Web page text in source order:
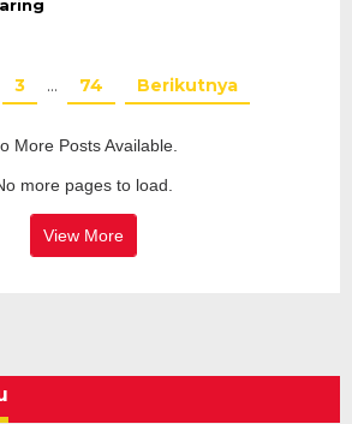
3 … 74 Berikutnya
More Posts Available.
more pages to load.
View More